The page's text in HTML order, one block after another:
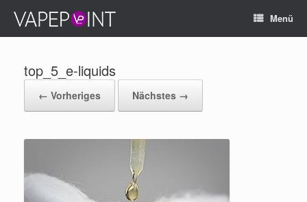
Menü
top_5_e-liquids
← Vorheriges Nächstes →